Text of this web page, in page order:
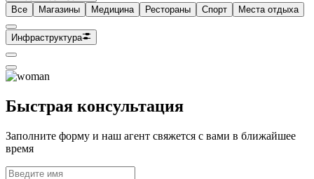
Все
Магазины Медицина Рестораны Спорт Места отдыха
Инфраструктура
Быстрая консультация
Заполните форму и наш агент свяжется с вами в ближайшее
время